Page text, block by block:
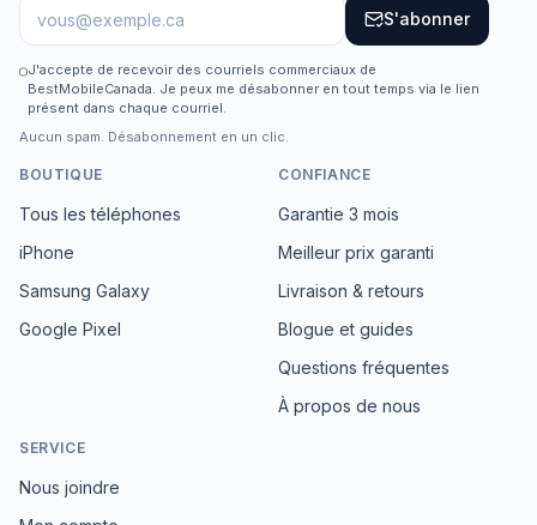
S'abonner
J'accepte de recevoir des courriels commerciaux de
BestMobileCanada. Je peux me désabonner en tout temps via le lien
présent dans chaque courriel.
Aucun spam. Désabonnement en un clic.
BOUTIQUE
Tous les téléphones
iPhone
Samsung Galaxy
Google Pixel
CONFIANCE
Garantie 3 mois
Meilleur prix garanti
Livraison & retours
Blogue et guides
Questions fréquentes
À propos de nous
SERVICE
Nous joindre